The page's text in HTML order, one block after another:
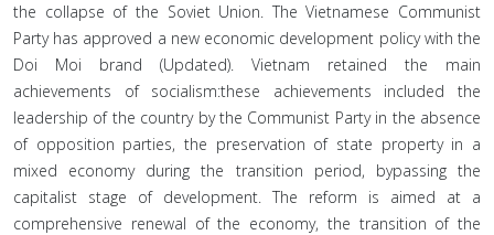
the collapse of the Soviet Union. The Vietnamese Communist
Party has approved a new economic development policy with the
Doi Moi brand (Updated). Vietnam retained the main
achievements of socialism:these achievements included the
leadership of the country by the Communist Party in the absence
of opposition parties, the preservation of state property in a
mixed economy during the transition period, bypassing the
capitalist stage of development. The reform is aimed at a
comprehensive renewal of the economy, the transition of the